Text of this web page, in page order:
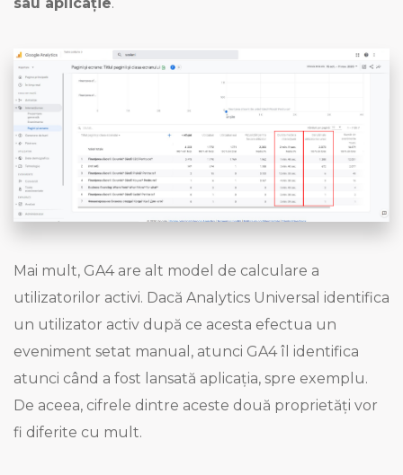
Mai mult, GA4 are alt model de calculare a
utilizatorilor activi. Dacă Analytics Universal identifica
un utilizator activ după ce acesta efectua un
eveniment setat manual, atunci GA4 îl identifica
atunci când a fost lansată aplicația, spre exemplu.
De aceea, cifrele dintre aceste două proprietăți vor
fi diferite cu mult.